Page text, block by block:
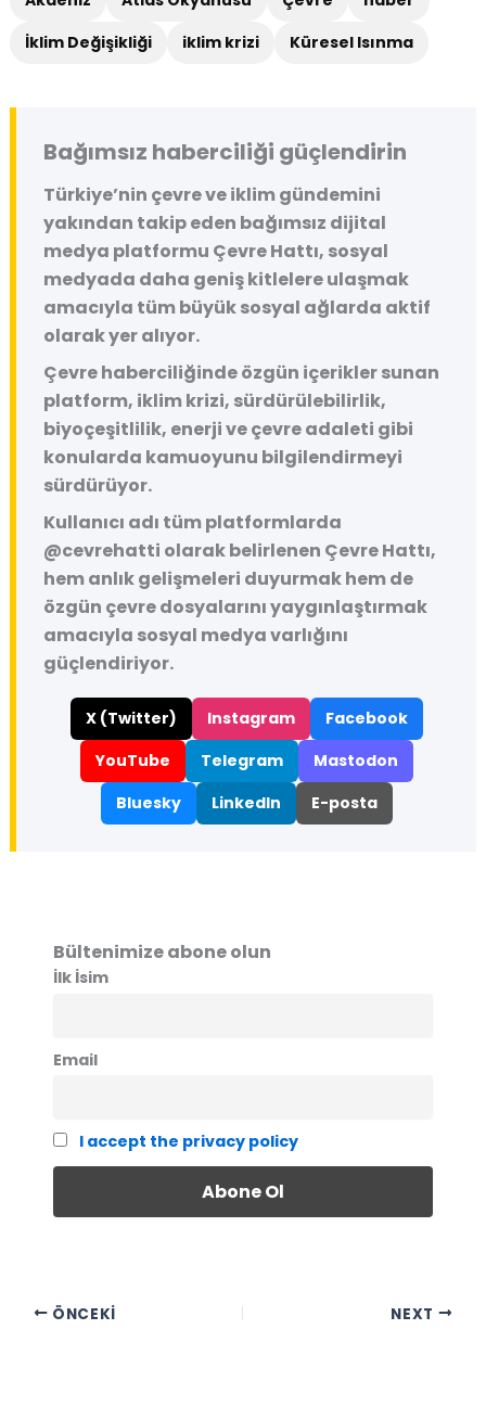
İklim Değişikliği
iklim krizi Küresel Isınma
Bağımsız haberciliği güçlendirin
Türkiye’nin çevre ve iklim gündemini
yakından takip eden bağımsız dijital
medya platformu Çevre Hattı, sosyal
medyada daha geniş kitlelere ulaşmak
amacıyla tüm büyük sosyal ağlarda aktif
olarak yer alıyor.
Çevre haberciliğinde özgün içerikler sunan
platform, iklim krizi, sürdürülebilirlik,
biyoçeşitlilik, enerji ve çevre adaleti gibi
konularda kamuoyunu bilgilendirmeyi
sürdürüyor.
Kullanıcı adı tüm platformlarda
@cevrehatti olarak belirlenen Çevre Hattı,
hem anlık gelişmeleri duyurmak hem de
özgün çevre dosyalarını yaygınlaştırmak
amacıyla sosyal medya varlığını
güçlendiriyor.
X (Twitter) Instagram
Facebook
YouTube
Telegram
Mastodon
Bluesky
LinkedIn E-posta
Bültenimize abone olun
İlk İsim
Email
I accept the privacy policy
ÖNCEKI NEXT